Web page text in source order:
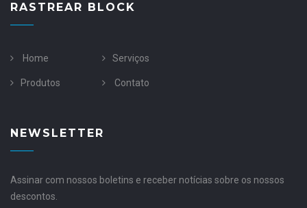
RASTREAR BLOCK
Home Serviços
Produtos Contato
NEWSLETTER
Assinar com nossos boletins e receber notícias sobre os nossos
descontos.